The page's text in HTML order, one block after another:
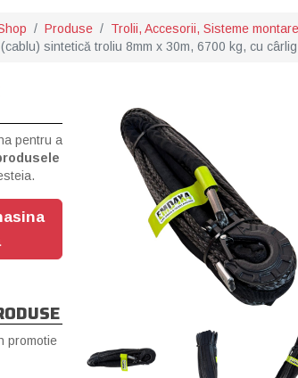
Produse Trolii, Accesorii, Sisteme montare
sintetică troliu 8mm x 30m, 6700 kg, cu
‹
pentru a
promotie